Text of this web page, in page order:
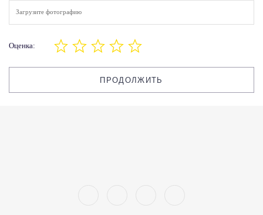
Загрузите фотографию
Оценка:
ПРОДОЛЖИТЬ